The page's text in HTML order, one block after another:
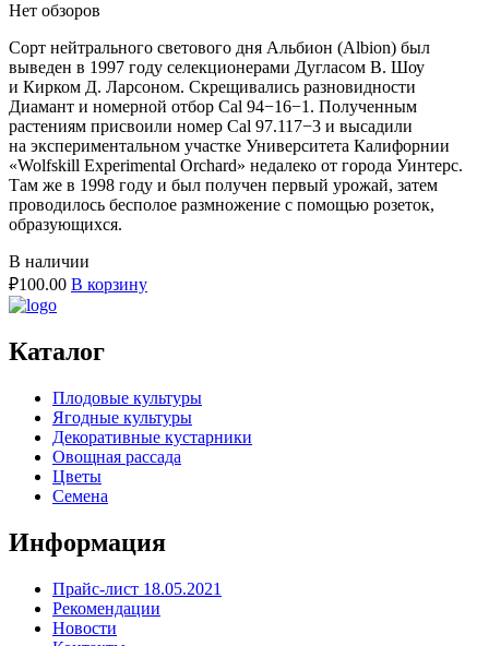
Нет обзоров
Сорт нейтрального светового дня Альбион (Albion) был
выведен в 1997 году селекционерами Дугласом В. Шоу
и Кирком Д. Ларсоном. Скрещивались разновидности
Диамант и номерной отбор Cal 94−16−1. Полученным
растениям присвоили номер Cal 97.117−3 и высадили
на экспериментальном участке Университета Калифорнии
«Wolfskill Experimental Orchard» недалеко от города Уинтерс.
Там же в 1998 году и был получен первый урожай, затем
проводилось бесполое размножение с помощью розеток,
образующихся.
В наличии
₽100.00 В корзину
Каталог
Плодовые культуры
Ягодные культуры
Декоративные кустарники
Овощная рассада
Цветы
Семена
Информация
Прайс-лист 18.05.2021
Рекомендации
Новости